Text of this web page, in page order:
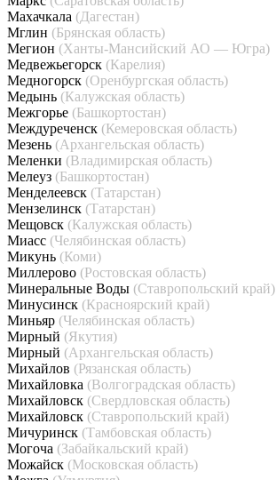
Махачкала (Дагестан)
Мглин (Брянская область)
Мегион (Ханты-Мансийский АО — Югра)
Медвежьегорск (Карелия)
Медногорск (Оренбургская область)
Медынь (Калужская область)
Межгорье (Башкортостан)
Междуреченск (Кемеровская область)
Мезень (Архангельская область)
Меленки (Владимирская область)
Мелеуз (Башкортостан)
Менделеевск (Татарстан)
Мензелинск (Татарстан)
Мещовск (Калужская область)
Миасс (Челябинская область)
Микунь (Коми)
Миллерово (Ростовская область)
Минеральные Воды (Ставропольский край)
Минусинск (Красноярский край)
Миньяр (Челябинская область)
Мирный (Якутия)
Мирный (Архангельская область)
Михайлов (Рязанская область)
Михайловка (Волгоградская область)
Михайловск (Свердловская область)
Михайловск (Ставропольский край)
Мичуринск (Тамбовская область)
Могоча (Забайкальский край)
Можайск (Московская область)